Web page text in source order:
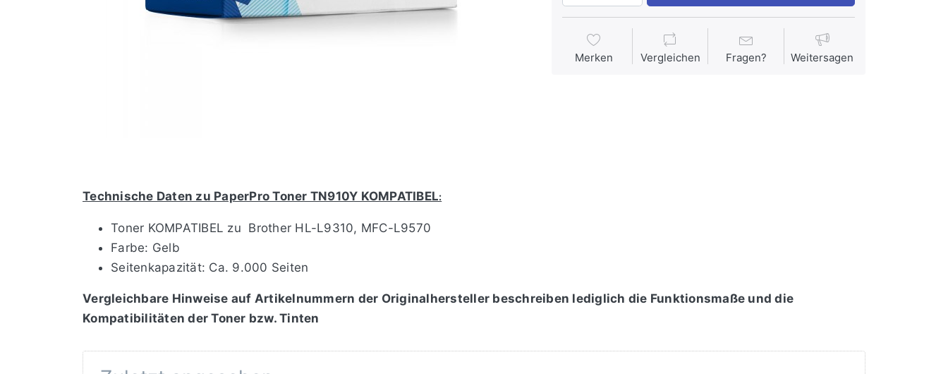
Merken Vergleichen Fragen? Weitersagen
Technische Daten zu PaperPro Toner TN910Y KOMPATIBEL:
Toner KOMPATIBEL zu Brother HL-L9310, MFC-L9570
Farbe: Gelb
Seitenkapazität: Ca. 9.000 Seiten
Vergleichbare Hinweise auf Artikelnummern der Originalhersteller beschreiben lediglich die Funktionsmaße und die
Kompatibilitäten der Toner bzw. Tinten